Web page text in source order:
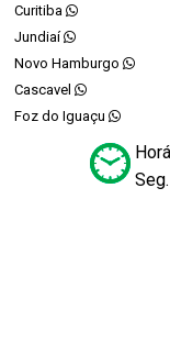
Curitiba
Jundiaí
Novo Hamburgo
Cascavel
Foz do Iguaçu